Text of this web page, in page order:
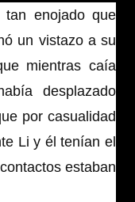
enojado que
un vistazo a su
mientras caía
desplazado
por casualidad
Li y él tenían el
estaban